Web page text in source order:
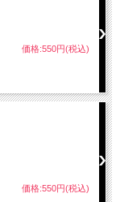
価格:550円(税込)
価格:550円(税込)